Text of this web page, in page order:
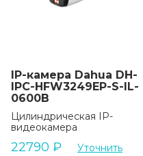
IP-камера Dahua DH-
IPC-HFW3249EP-S-IL-
0600B
Цилиндрическая IP-
видеокамера
22790 ₽ Уточнить